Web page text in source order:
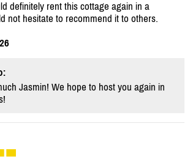
definitely rent this cottage again in a
not hesitate to recommend it to others.
Jasmin! We hope to host you again in